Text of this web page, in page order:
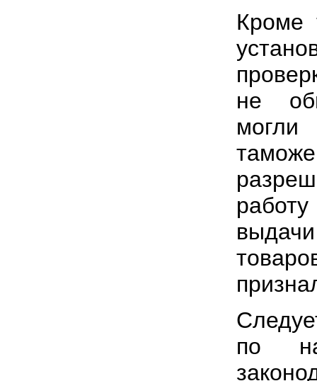
Кроме
не
по